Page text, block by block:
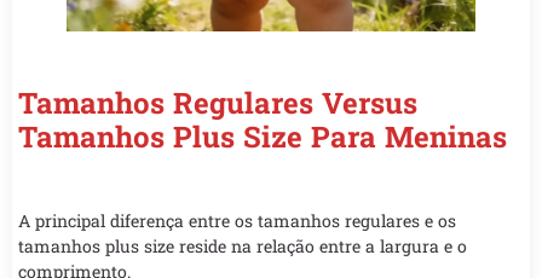
Tamanhos Regulares Versus
Tamanhos Plus Size Para Meninas
A principal diferença entre os tamanhos regulares e os
tamanhos plus size reside na relação entre a largura e o
comprimento.